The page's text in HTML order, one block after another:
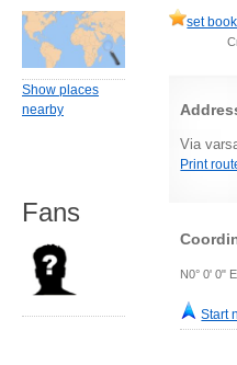
set
Via
Print
N0° 0' 0"
Start
Show places
nearby
Fans